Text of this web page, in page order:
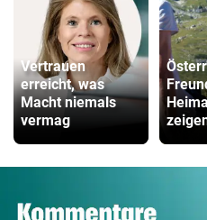
Vertrauen
erreicht, was
Macht niemals
vermag